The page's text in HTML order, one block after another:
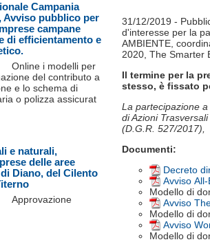
31/12/2019 -
d'interesse per la
AMBIENTE,
2020, The Smarter
Il termine per la
stesso, è fissato
La partecipazione
di Azioni
(D.G.R. 527/2017),
Documenti:
Decreto
Avviso
Modello di
Avviso
Modello di
Avviso
Modello di
Campania
Avviso pubblico per
campane
di efficientamento e
Online i modelli per
del contributo a
e lo schema di
o polizza assicurat
e naturali,
delle aree
Diano, del Cilento
Approvazione